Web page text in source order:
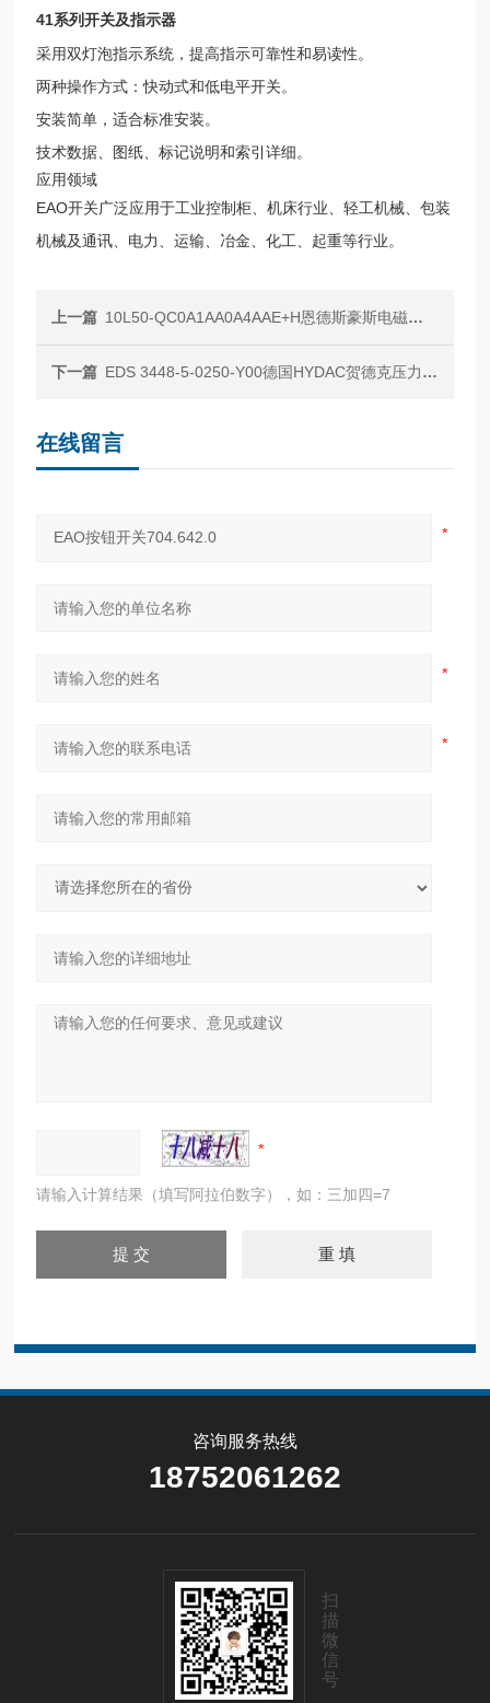
41系列开关及指示器
采用双灯泡指示系统，提高指示可靠性和易读性。
两种操作方式：快动式和低电平开关。
安装简单，适合标准安装。
技术数据、图纸、标记说明和索引详细。
应用领域
EAO开关广泛应用于工业控制柜、机床行业、轻工机械、包装
机械及通讯、电力、运输、冶金、化工、起重等行业。
上一篇 10L50-QC0A1AA0A4AAE+H恩德斯豪斯电磁流量计
下一篇 EDS 3448-5-0250-Y00德国HYDAC贺德克压力传感器
在线留言
请输入计算结果（填写阿拉伯数字），如：三加四=7
咨询服务热线
18752061262
扫
描
微
信
号